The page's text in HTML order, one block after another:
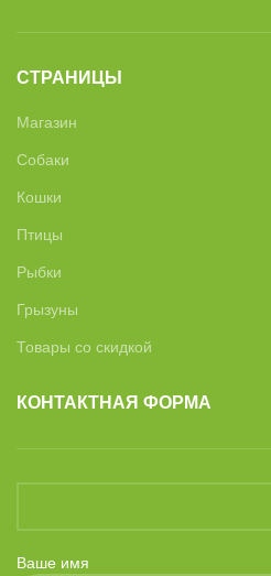
СТРАНИЦЫ
Магазин
Собаки
Кошки
Птицы
Рыбки
Грызуны
Товары со скидкой
КОНТАКТНАЯ ФОРМА
Ваше имя